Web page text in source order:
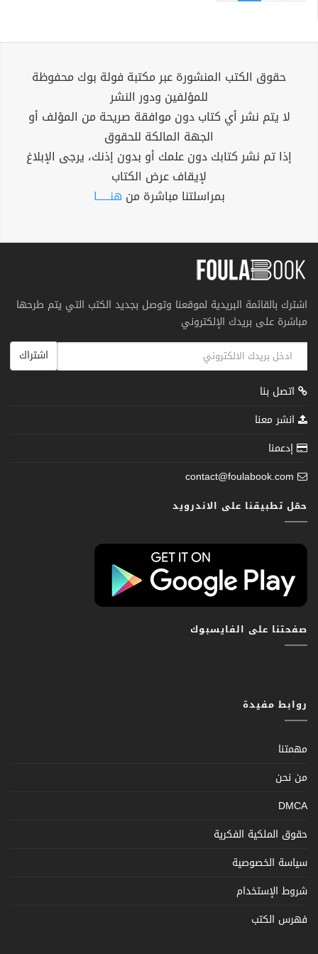
حقوق الكتب المنشورة عبر مكتبة فولة بوك محفوظة
للمؤلفين ودور النشر
لا يتم نشر أي كتاب دون موافقة صريحة من المؤلف أو
الجهة المالكة للحقوق
إذا تم نشر كتابك دون علمك أو بدون إذنك، يرجى الإبلاغ
لإيقاف عرض الكتاب
بمراسلتنا مباشرة من هنــــــا
اشترك بالقائمة البريدية لموقعنا وتوصل بجديد الكتب التي يتم طرحها
مباشرة على بريدك الإلكتروني
اشتراك
اتصل بنا
انشر معنا
إدعمنا
contact@foulabook.com
حمّل تطبيقنا على الاندرويد
صفحتنا على الفايسبوك
روابط مفيدة
مهمتنا
من نحن
DMCA
حقوق الملكية الفكرية
سياسة الخصوصية
شروط الإستخدام
فهرس الكتب